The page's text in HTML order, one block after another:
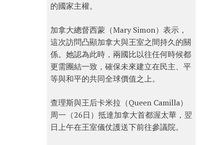
的國家主權。
加拿大總督西蒙（Mary Simon）表示，
這次訪問凸顯加拿大與王室之間持久的關
係。她認為此時，兩國比以往任何時候都
更需團結一致，確保未來建立在民主、平
等與和平的共同全球價值之上。
查理斯與王后卡米拉（Queen Camilla）
周一（26日）抵達加拿大首都渥太華，翌
日上午在王室儀仗護送下前往參議院。